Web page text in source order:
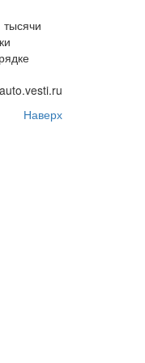
Наверх